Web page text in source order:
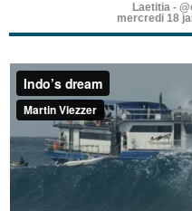
Laetitia-
mercredi 18